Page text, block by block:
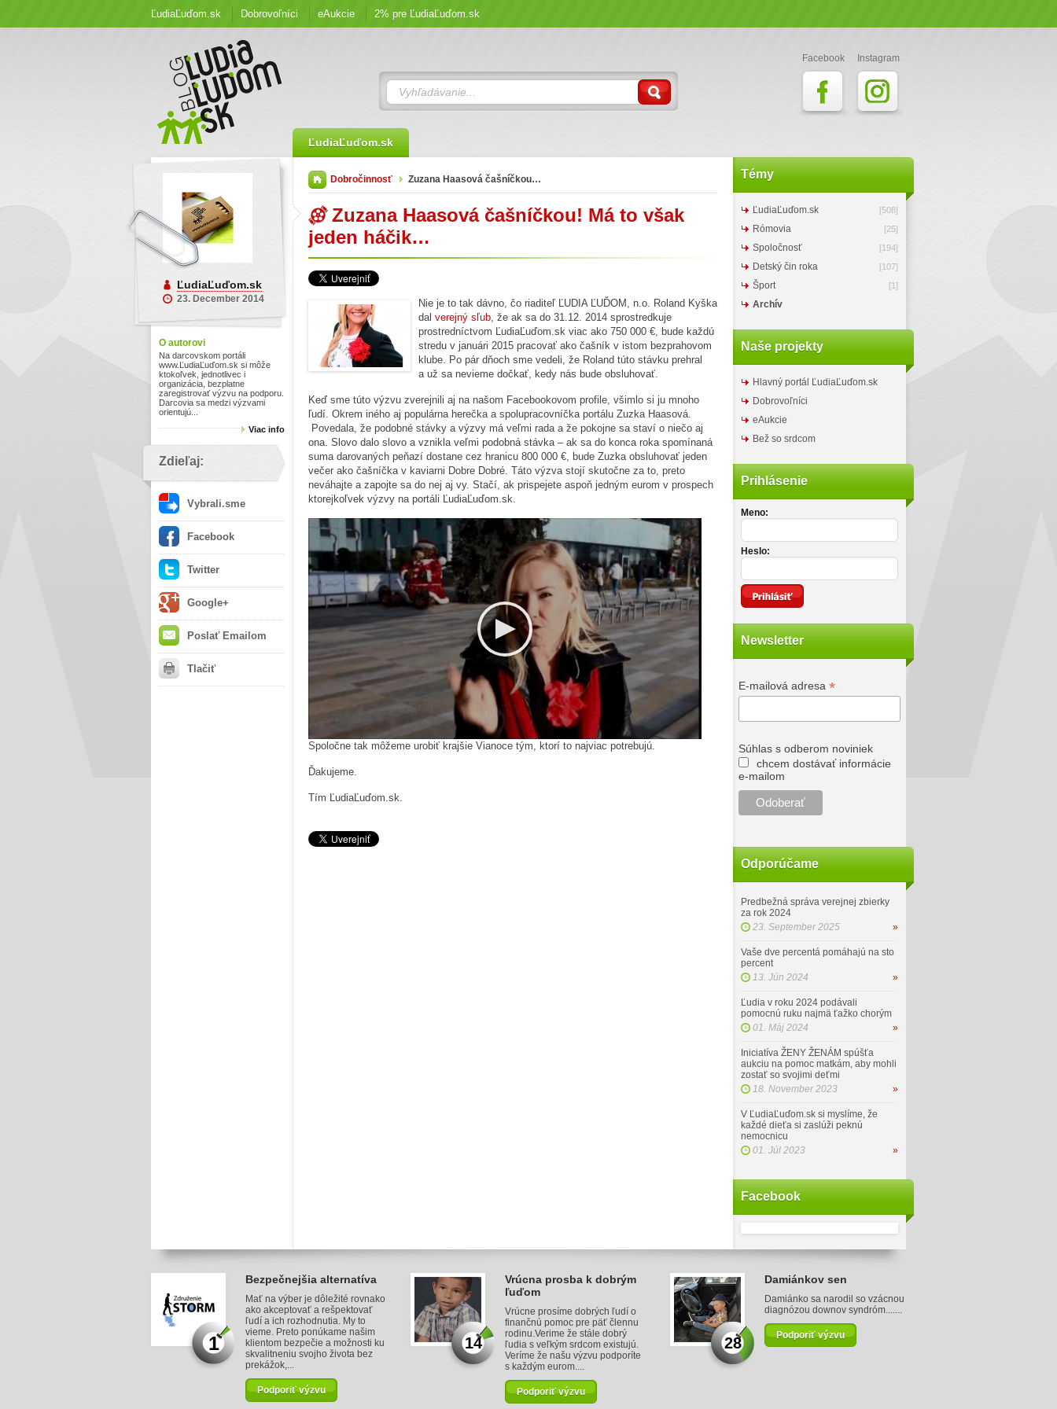
ĽudiaĽuďom.sk Dobrovoľníci eAukcie 2% pre ĽudiaĽuďom.sk
Facebook Instagram
ĽudiaĽuďom.sk
ĽudiaĽuďom.sk
23. December 2014
O autorovi
Na darcovskom portáli
www.ĽudiaĽuďom.sk si môže
ktokoľvek, jednotlivec i
organizácia, bezplatne
zaregistrovať výzvu na podporu.
Darcovia sa medzi výzvami
orientujú...
Viac info
Zdieľaj:
Vybrali.sme
Facebook
Twitter
Google+
Poslať Emailom
Tlačiť
Dobročinnosť Zuzana Haasová čašníčkou…
Zuzana Haasová čašníčkou! Má to však
jeden háčik…
Nie je to tak dávno, čo riaditeľ ĽUDIA ĽUĎOM, n.o. Roland Kyška
dal verejný sľub, že ak sa do 31.12. 2014 sprostredkuje
prostredníctvom ĽudiaĽuďom.sk viac ako 750 000 €, bude každú
stredu v januári 2015 pracovať ako čašník v istom bezprahovom
klube. Po pár dňoch sme vedeli, že Roland túto stávku prehral
a už sa nevieme dočkať, kedy nás bude obsluhovať.
Keď sme túto výzvu zverejnili aj na našom Facebookovom profile, všimlo si ju mnoho
ľudí. Okrem iného aj populárna herečka a spolupracovníčka portálu Zuzka Haasová.
Povedala, že podobné stávky a výzvy má veľmi rada a že pokojne sa staví o niečo aj
ona. Slovo dalo slovo a vznikla veľmi podobná stávka – ak sa do konca roka spomínaná
suma darovaných peňazí dostane cez hranicu 800 000 €, bude Zuzka obsluhovať jeden
večer ako čašníčka v kaviarni Dobre Dobré. Táto výzva stojí skutočne za to, preto
neváhajte a zapojte sa do nej aj vy. Stačí, ak prispejete aspoň jedným eurom v prospech
ktorejkoľvek výzvy na portáli ĽudiaĽuďom.sk.
Spoločne tak môžeme urobiť krajšie Vianoce tým, ktorí to najviac potrebujú.
Ďakujeme.
Tím ĽudiaĽuďom.sk.
Témy
ĽudiaĽuďom.sk [508]
Rómovia [25]
Spoločnosť [194]
Detský čin roka [107]
Šport [1]
Archív
Naše projekty
Hlavný portál ĽudiaĽuďom.sk
Dobrovoľníci
eAukcie
Bež so srdcom
Prihlásenie
Meno:
Heslo:
Newsletter
E-mailová adresa *
Súhlas s odberom noviniek
chcem dostávať informácie
e-mailom
Odporúčame
Predbežná správa verejnej zbierky
za rok 2024
23. September 2025
»
Vaše dve percentá pomáhajú na sto
percent
13. Jún 2024
»
Ľudia v roku 2024 podávali
pomocnú ruku najmä ťažko chorým
01. Máj 2024
»
Iniciatíva ŽENY ŽENÁM spúšťa
aukciu na pomoc matkám, aby mohli
zostať so svojimi deťmi
18. November 2023
»
V ĽudiaĽuďom.sk si myslíme, že
každé dieťa si zaslúži peknú
nemocnicu
01. Júl 2023
»
Facebook
1
Bezpečnejšia alternatíva
Mať na výber je dôležité rovnako
ako akceptovať a rešpektovať
ľudí a ich rozhodnutia. My to
vieme. Preto ponúkame našim
klientom bezpečie a možnosti ku
skvalitneniu svojho života bez
prekážok,...
Podporiť výzvu
14
Vrúcna prosba k dobrým
ľuďom
Vrúcne prosíme dobrých ľudí o
finančnú pomoc pre päť člennu
rodinu.Verime že stále dobrý
ľudia s veľkým srdcom existujú.
Veríme že našu výzvu podporíte
s každým eurom....
Podporiť výzvu
28
Damiánkov sen
Damiánko sa narodil so vzácnou
diagnózou downov syndróm.......
Podporiť výzvu